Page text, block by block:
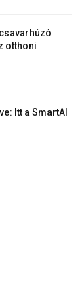
otthoni
Itt a SmartAI